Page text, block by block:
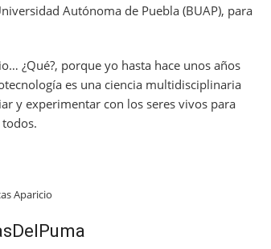
Autónoma de Puebla (BUAP), para
¿Qué?, porque yo hasta hace unos años
es una ciencia multidisciplinaria
y experimentar con los seres vivos para
Aparicio